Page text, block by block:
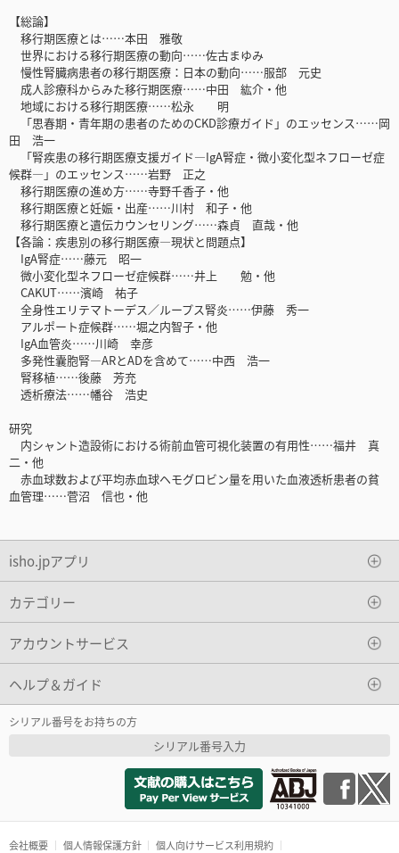
【総論】
移行期医療とは……本田 雅敬
世界における移行期医療の動向……佐古まゆみ
慢性腎臓病患者の移行期医療：日本の動向……服部 元史
成人診療科からみた移行期医療……中田 紘介・他
地域における移行期医療……松永 明
「思春期・青年期の患者のためのCKD診療ガイド」のエッセンス……岡
田 浩一
「腎疾患の移行期医療支援ガイド―IgA腎症・微小変化型ネフローゼ症
候群―」のエッセンス……岩野 正之
移行期医療の進め方……寺野千香子・他
移行期医療と妊娠・出産……川村 和子・他
移行期医療と遺伝カウンセリング……森貞 直哉・他
【各論：疾患別の移行期医療―現状と問題点】
IgA腎症……藤元 昭一
微小変化型ネフローゼ症候群……井上 勉・他
CAKUT……濱崎 祐子
全身性エリテマトーデス／ループス腎炎……伊藤 秀一
アルポート症候群……堀之内智子・他
IgA血管炎……川崎 幸彦
多発性囊胞腎―ARとADを含めて……中西 浩一
腎移植……後藤 芳充
透析療法……幡谷 浩史
研究
内シャント造設術における術前血管可視化装置の有用性……福井 真
二・他
赤血球数および平均赤血球ヘモグロビン量を用いた血液透析患者の貧
血管理……菅沼 信也・他
isho.jpアプリ
カテゴリー
アカウントサービス
ヘルプ＆ガイド
シリアル番号をお持ちの方
シリアル番号入力
会社概要 個人情報保護方針 個人向けサービス利用規約